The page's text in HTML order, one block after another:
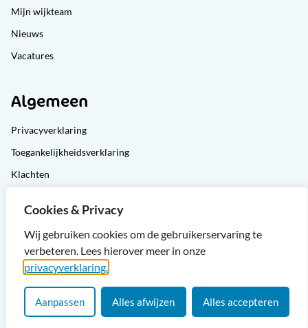
Cookies & Privacy
Wij gebruiken cookies om de gebruikerservaring te
verbeteren. Lees hierover meer in onze
privacyverklaring.
Aanpassen Alles afwijzen Alles accepteren
Mijn wijkteam
Nieuws
Vacatures
Algemeen
Privacyverklaring
Toegankelijkheidsverklaring
Klachten
Sitemap